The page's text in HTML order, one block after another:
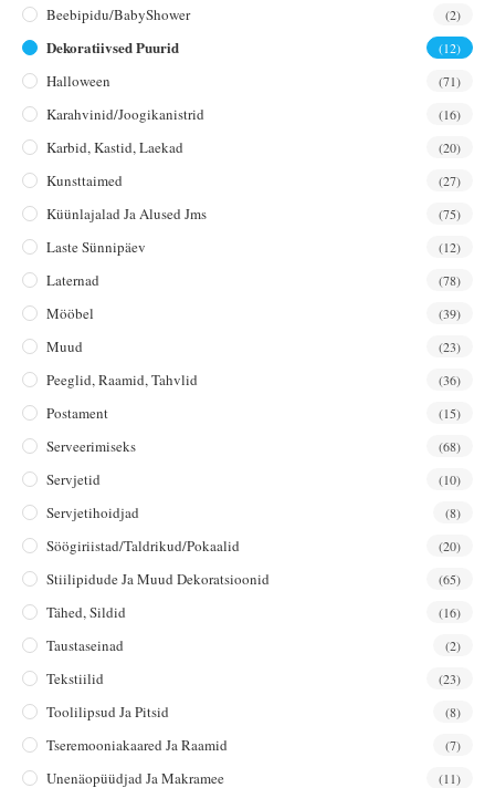
Beebipidu/BabyShower (2)
Dekoratiivsed Puurid (12)
Halloween (71)
Karahvinid/joogikanistrid (16)
Karbid, Kastid, Laekad (20)
Kunsttaimed (27)
Küünlajalad Ja Alused Jms (75)
Laste Sünnipäev (12)
Laternad (78)
Mööbel (39)
Muud (23)
Peeglid, Raamid, Tahvlid (36)
Postament (15)
Serveerimiseks (68)
Servjetid (10)
Servjetihoidjad (8)
Söögiriistad/taldrikud/pokaalid (20)
Stiilipidude Ja Muud Dekoratsioonid (65)
Tähed, Sildid (16)
Taustaseinad (2)
Tekstiilid (23)
Toolilipsud Ja Pitsid (8)
Tseremooniakaared Ja Raamid (7)
Unenäopüüdjad Ja Makramee (11)